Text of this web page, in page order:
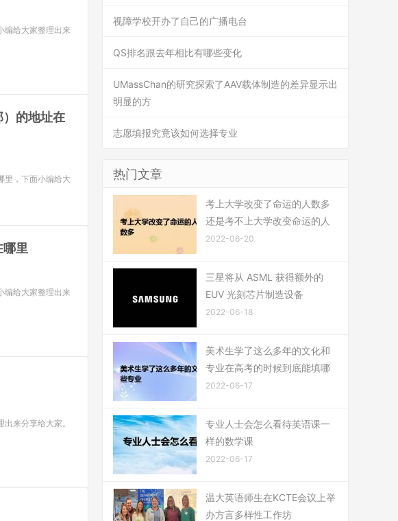
编给大家整理出来
的地址在
里，下面小编给大
里
编给大家整理出来
来分享给大家。
视障学校开办了自己的广播电台
QS排名跟去年相比有哪些变化
UMassChan的研究探索了AAV载体制造的差异显示出
明显的方
志愿填报究竟该如何选择专业
热门文章
考上大学改变了命运的人数多
还是考不上大学改变命运的人
2022-06-20
三星将从 ASML 获得额外的
EUV 光刻芯片制造设备
2022-06-18
美术生学了这么多年的文化和
专业在高考的时候到底能填哪
2022-06-17
专业人士会怎么看待英语课一
样的数学课
2022-06-17
温大英语师生在KCTE会议上举
办方言多样性工作坊